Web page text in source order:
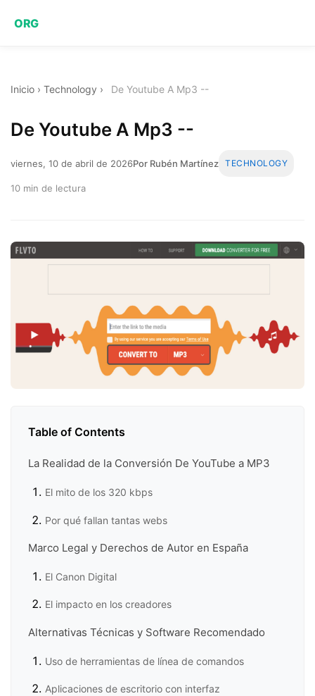
ORG
Inicio › Technology › De Youtube A Mp3 --
De Youtube A Mp3 --
viernes, 10 de abril de 2026Por Rubén Martínez TECHNOLOGY
10 min de lectura
Table of Contents
La Realidad de la Conversión De YouTube a MP3
El mito de los 320 kbps
Por qué fallan tantas webs
Marco Legal y Derechos de Autor en España
El Canon Digital
El impacto en los creadores
Alternativas Técnicas y Software Recomendado
Uso de herramientas de línea de comandos
Aplicaciones de escritorio con interfaz